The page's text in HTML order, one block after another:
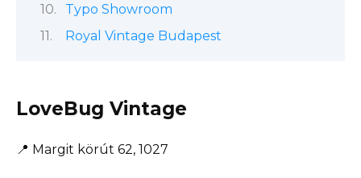
Typo Showroom
Royal Vintage Budapest
LoveBug Vintage
📍 Margit körút 62, 1027